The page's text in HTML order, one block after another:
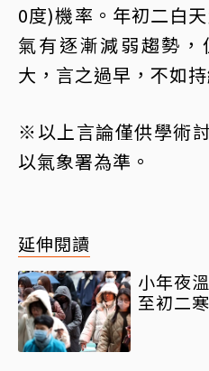
0度)機率。年初二白
氣有逐漸減弱趨勢
大，言之過早，不如持
※以上言論僅供學術
以氣象署為準。
延伸閱讀
小年夜
至初二